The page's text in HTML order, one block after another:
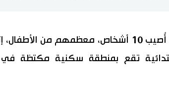
أُصيب 10 أشخاص، معظمهم من
تقع بمنطقة سكنية مكتظة في